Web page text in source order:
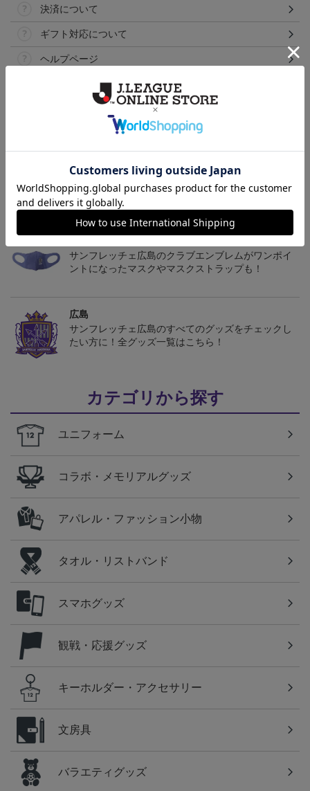
決済について
ギフト対応について
ヘルプページ
広島
サンフレッチェ広島の2022ユニフォームを着て試合
を応援しよう！
サンフレッチェ広島のクラブエンブレムがワンポイ
ントになったマスクやマスクストラップも！
広島
サンフレッチェ広島のすべてのグッズをチェックし
たい方に！全グッズ一覧はこちら！
カテゴリから探す
ユニフォーム
コラボ・メモリアルグッズ
アパレル・ファッション小物
タオル・リストバンド
スマホグッズ
観戦・応援グッズ
キーホルダー・アクセサリー
文房具
バラエティグッズ